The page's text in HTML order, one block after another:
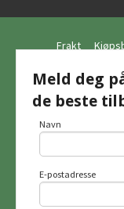
Frakt
Vår
Meld deg
de beste
Navn
E-postadresse